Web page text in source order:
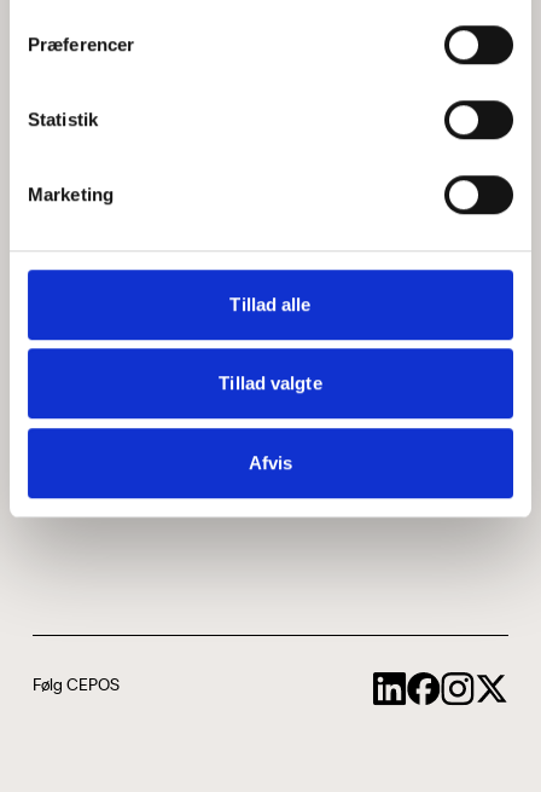
Præferencer
Statistik
Marketing
Tillad alle
Tillad valgte
Afvis
Hvem er CEPOS
Medarbejdere
ABCepos
Podcast
Følg CEPOS